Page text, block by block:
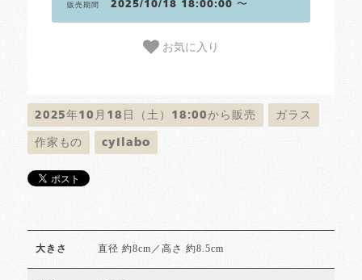
販売期間 2025/10/18 18:00:00 〜
お気に入り
2025年10月18日（土）18:00から販売 ガラス
作家もの cyilabo
大きさ 直径 約8cm／高さ 約8.5cm